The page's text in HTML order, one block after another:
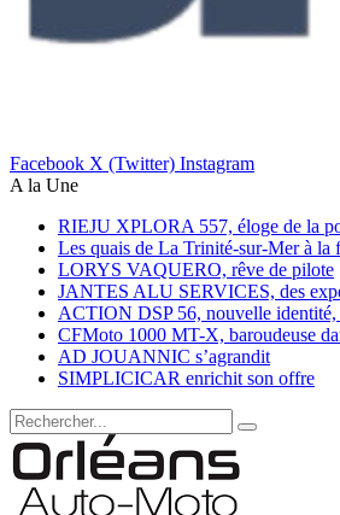
Facebook X (Twitter) Instagram
A la Une
RIEJU XPLORA 557, éloge de la
Les quais de La Trinité-sur-Mer à la
LORYS VAQUERO, rêve de pilote
JANTES ALU SERVICES, des
ACTION DSP 56, nouvelle identité,
CFMoto 1000 MT-X, baroudeuse
AD JOUANNIC s’agrandit
SIMPLICICAR enrichit son offre